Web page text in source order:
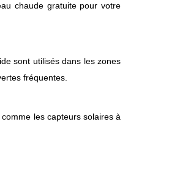
chaude gratuite pour votre
sont utilisés dans les zones
fréquentes.
les capteurs solaires à